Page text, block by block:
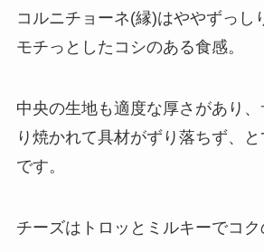
コルニチョーネ(縁)はややずっし
モチっとしたコシのある食感。
中央の生地も適度な厚さがあり
り焼かれて具材がずり落ちず、
です。
チーズはトロッとミルキーでコク